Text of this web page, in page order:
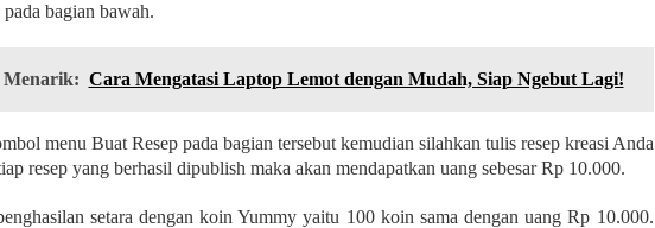
bagian bawah.
Cara Mengatasi Laptop Lemot dengan Mudah, Siap Ngebut Lagi!
menu Buat Resep pada bagian tersebut kemudian silahkan tulis resep kreasi Anda
resep yang berhasil dipublish maka akan mendapatkan uang sebesar Rp 10.000.
setara dengan koin Yummy yaitu 100 koin sama dengan uang Rp 10.000.